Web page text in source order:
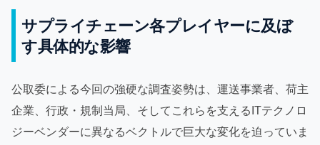
サプライチェーン各プレイヤーに及ぼ
す具体的な影響
公取委による今回の強硬な調査姿勢は、運送事業者、荷主
企業、行政・規制当局、そしてこれらを支えるITテクノロ
ジーベンダーに異なるベクトルで巨大な変化を迫っていま